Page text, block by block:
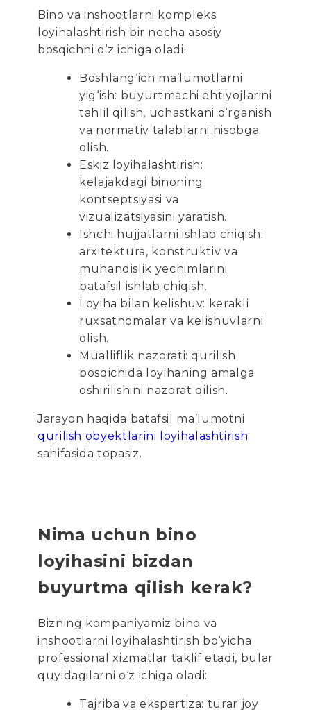
Bino va inshootlarni kompleks
loyihalashtirish bir necha asosiy
bosqichni o‘z ichiga oladi:
Boshlang‘ich ma’lumotlarni
yig‘ish: buyurtmachi ehtiyojlarini
tahlil qilish, uchastkani o‘rganish
va normativ talablarni hisobga
olish.
Eskiz loyihalashtirish:
kelajakdagi binoning
kontseptsiyasi va
vizualizatsiyasini yaratish.
Ishchi hujjatlarni ishlab chiqish:
arxitektura, konstruktiv va
muhandislik yechimlarini
batafsil ishlab chiqish.
Loyiha bilan kelishuv: kerakli
ruxsatnomalar va kelishuvlarni
olish.
Mualliflik nazorati: qurilish
bosqichida loyihaning amalga
oshirilishini nazorat qilish.
Jarayon haqida batafsil ma’lumotni
qurilish obyektlarini loyihalashtirish
sahifasida topasiz.
Nima uchun bino
loyihasini bizdan
buyurtma qilish kerak?
Bizning kompaniyamiz bino va
inshootlarni loyihalashtirish bo‘yicha
professional xizmatlar taklif etadi, bular
quyidagilarni o‘z ichiga oladi:
Tajriba va ekspertiza: turar joy